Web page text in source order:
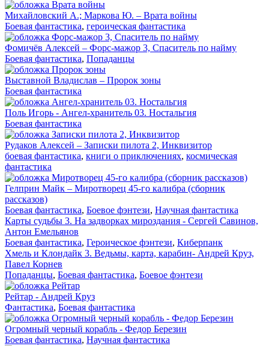
Михайловский А.; Маркова Ю. – Врата войны
Боевая фантастика, героическая фантастика
Фомичёв Алексей – Форс-мажор 3, Спаситель по найму
Боевая фантастика, Попаданцы
Выставной Владислав – Пророк зоны
Боевая фантастика
Поль Игорь - Ангел-хранитель 03. Ностальгия
Боевая фантастика
Рудаков Алексей – Записки пилота 2, Инквизитор
боевая фантастика, книги о приключениях, космическая
фантастика
Гелприн Майк – Миротворец 45-го калибра (сборник
рассказов)
Боевая фантастика, Боевое фэнтези, Научная фантастика
Карты судьбы 3. На задворках мироздания - Сергей Савинов,
Антон Емельянов
Боевая фантастика, Героическое фэнтези, Киберпанк
Хмель и Клондайк 3. Ведьмы, карта, карабин- Андрей Круз,
Павел Корнев
Попаданцы, Боевая фантастика, Боевое фэнтези
Рейтар - Андрей Круз
Фантастика, Боевая фантастика
Огромный черный корабль - Федор Березин
Боевая фантастика, Научная фантастика